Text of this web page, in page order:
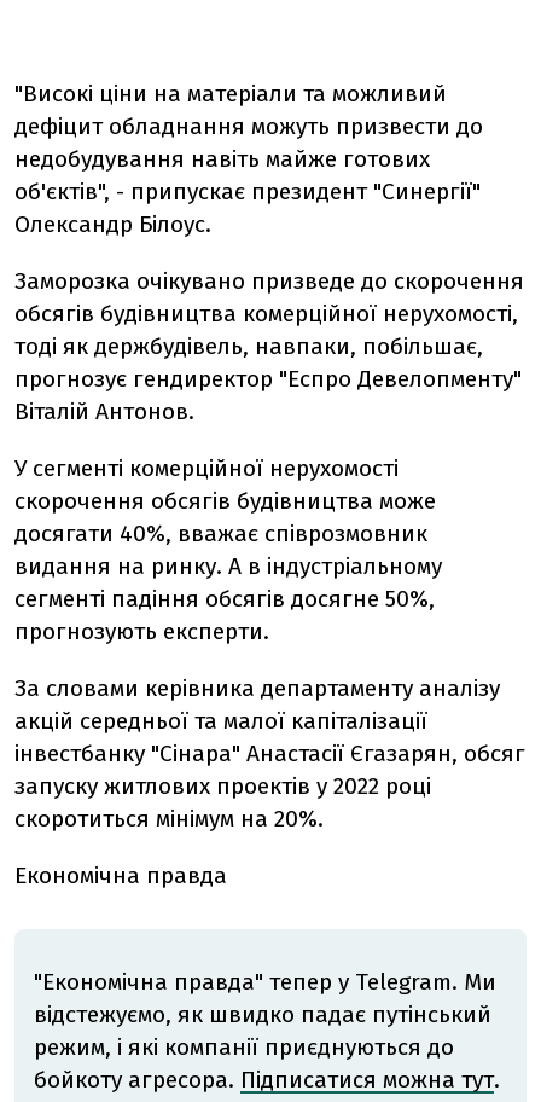
"Високі ціни на матеріали та можливий
дефіцит обладнання можуть призвести до
недобудування навіть майже готових
об'єктів", - припускає президент "Синергії"
Олександр Білоус.
Заморозка очікувано призведе до скорочення
обсягів будівництва комерційної нерухомості,
тоді як держбудівель, навпаки, побільшає,
прогнозує гендиректор "Еспро Девелопменту"
Віталій Антонов.
У сегменті комерційної нерухомості
скорочення обсягів будівництва може
досягати 40%, вважає співрозмовник
видання на ринку. А в індустріальному
сегменті падіння обсягів досягне 50%,
прогнозують експерти.
За словами керівника департаменту аналізу
акцій середньої та малої капіталізації
інвестбанку "Сінара" Анастасії Єгазарян, обсяг
запуску житлових проектів у 2022 році
скоротиться мінімум на 20%.
Економічна правда
"Економічна правда" тепер у Telegram. Ми
відстежуємо, як швидко падає путінський
режим, і які компанії приєднуються до
бойкоту агресора. Підписатися можна тут.